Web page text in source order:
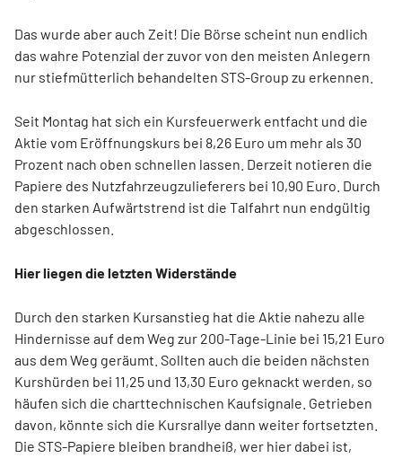
Das wurde aber auch Zeit! Die Börse scheint nun endlich
das wahre Potenzial der zuvor von den meisten Anlegern
nur stiefmütterlich behandelten STS-Group zu erkennen.
Seit Montag hat sich ein Kursfeuerwerk entfacht und die
Aktie vom Eröffnungskurs bei 8,26 Euro um mehr als 30
Prozent nach oben schnellen lassen. Derzeit notieren die
Papiere des Nutzfahrzeugzulieferers bei 10,90 Euro. Durch
den starken Aufwärtstrend ist die Talfahrt nun endgültig
abgeschlossen.
Hier liegen die letzten Widerstände
Durch den starken Kursanstieg hat die Aktie nahezu alle
Hindernisse auf dem Weg zur 200-Tage-Linie bei 15,21 Euro
aus dem Weg geräumt. Sollten auch die beiden nächsten
Kurshürden bei 11,25 und 13,30 Euro geknackt werden, so
häufen sich die charttechnischen Kaufsignale. Getrieben
davon, könnte sich die Kursrallye dann weiter fortsetzten.
Die STS-Papiere bleiben brandheiß, wer hier dabei ist,